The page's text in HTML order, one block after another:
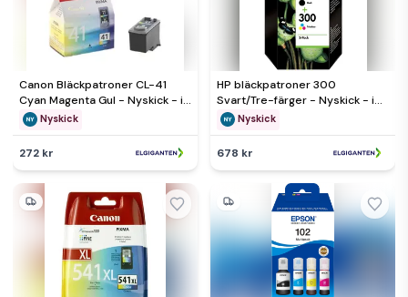
Canon Bläckpatroner CL-41
Cyan Magenta Gul - Nyskick - i
originalförpackning
Nyskick
272 kr
HP bläckpatroner 300
Svart/Tre-färger - Nyskick - i
originalförpackning
Nyskick
678 kr